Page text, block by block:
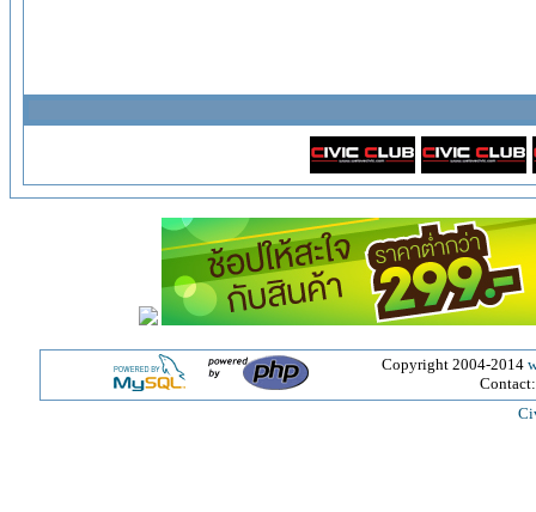
Copyright 2004-2014